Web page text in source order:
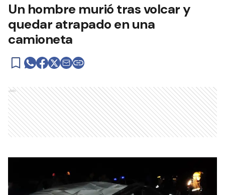
Un hombre murió tras volcar y
quedar atrapado en una
camioneta
Ads